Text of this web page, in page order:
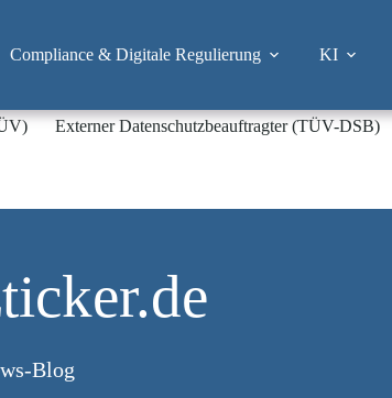
Compliance & Digitale Regulierung KI
Externer Datenschutzbeauftragter (TÜV-DSB)
Blog